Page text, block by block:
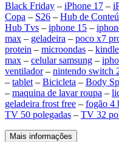
Black Friday – iPhone 17 –
Copa – S26 – Hub de
Hub Tvs – iphone 15 –
max – geladeira – poco x7
protein – microondas – kindle
max – celular samsung –
ventilador– nintendo switch
– tablet – Bicicleta – Body
– maquina de lavar roupa –
geladeira frost free – fogão 4
TV 50 polegadas – TV 32
Mais informações